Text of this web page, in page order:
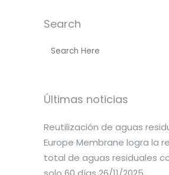
Search
Últimas noticias
Reutilización de aguas
Europe Membrane logra la
total de aguas residuales